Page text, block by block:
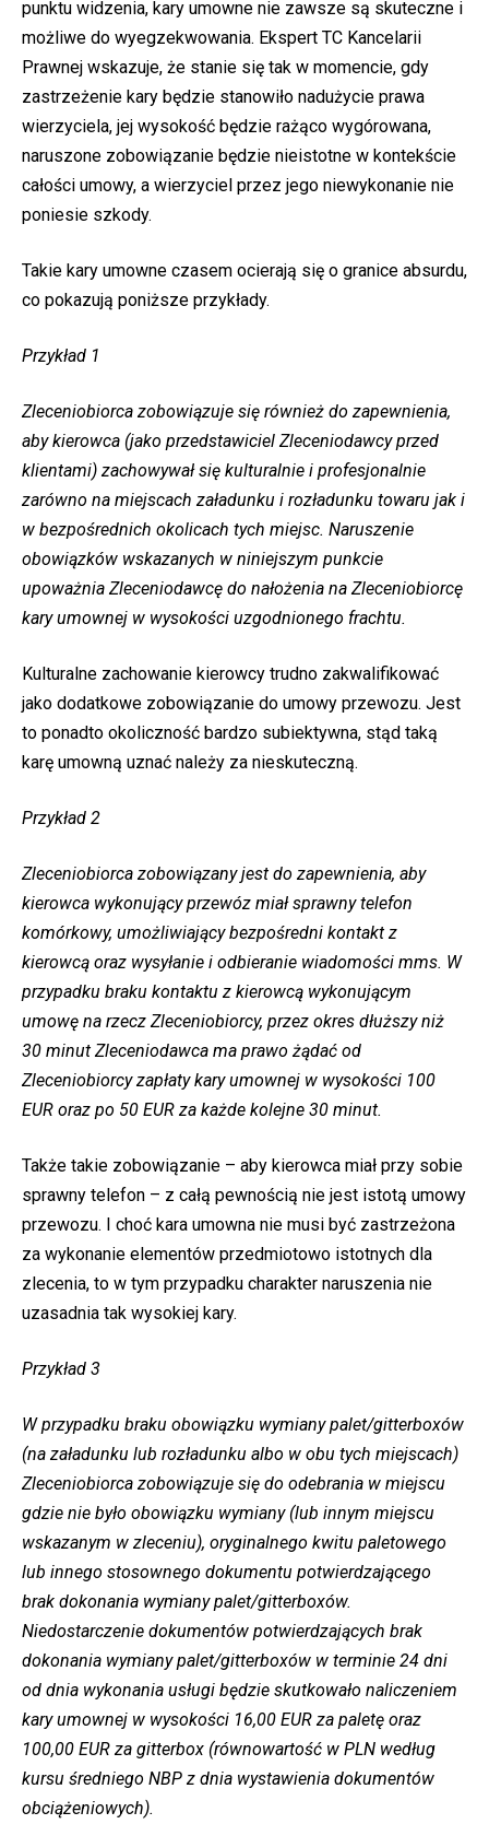
punktu widzenia, kary umowne nie zawsze są skuteczne i
możliwe do wyegzekwowania. Ekspert TC Kancelarii
Prawnej wskazuje, że stanie się tak w momencie, gdy
zastrzeżenie kary będzie stanowiło nadużycie prawa
wierzyciela, jej wysokość będzie rażąco wygórowana,
naruszone zobowiązanie będzie nieistotne w kontekście
całości umowy, a wierzyciel przez jego niewykonanie nie
poniesie szkody.
Takie kary umowne czasem ocierają się o granice absurdu,
co pokazują poniższe przykłady.
Przykład 1
Zleceniobiorca zobowiązuje się również do zapewnienia,
aby kierowca (jako przedstawiciel Zleceniodawcy przed
klientami) zachowywał się kulturalnie i profesjonalnie
zarówno na miejscach załadunku i rozładunku towaru jak i
w bezpośrednich okolicach tych miejsc. Naruszenie
obowiązków wskazanych w niniejszym punkcie
upoważnia Zleceniodawcę do nałożenia na Zleceniobiorcę
kary umownej w wysokości uzgodnionego frachtu.
Kulturalne zachowanie kierowcy trudno zakwalifikować
jako dodatkowe zobowiązanie do umowy przewozu. Jest
to ponadto okoliczność bardzo subiektywna, stąd taką
karę umowną uznać należy za nieskuteczną.
Przykład 2
Zleceniobiorca zobowiązany jest do zapewnienia, aby
kierowca wykonujący przewóz miał sprawny telefon
komórkowy, umożliwiający bezpośredni kontakt z
kierowcą oraz wysyłanie i odbieranie wiadomości mms. W
przypadku braku kontaktu z kierowcą wykonującym
umowę na rzecz Zleceniobiorcy, przez okres dłuższy niż
30 minut Zleceniodawca ma prawo żądać od
Zleceniobiorcy zapłaty kary umownej w wysokości 100
EUR oraz po 50 EUR za każde kolejne 30 minut.
Także takie zobowiązanie – aby kierowca miał przy sobie
sprawny telefon – z całą pewnością nie jest istotą umowy
przewozu. I choć kara umowna nie musi być zastrzeżona
za wykonanie elementów przedmiotowo istotnych dla
zlecenia, to w tym przypadku charakter naruszenia nie
uzasadnia tak wysokiej kary.
Przykład 3
W przypadku braku obowiązku wymiany palet/gitterboxów
(na załadunku lub rozładunku albo w obu tych miejscach)
Zleceniobiorca zobowiązuje się do odebrania w miejscu
gdzie nie było obowiązku wymiany (lub innym miejscu
wskazanym w zleceniu), oryginalnego kwitu paletowego
lub innego stosownego dokumentu potwierdzającego
brak dokonania wymiany palet/gitterboxów.
Niedostarczenie dokumentów potwierdzających brak
dokonania wymiany palet/gitterboxów w terminie 24 dni
od dnia wykonania usługi będzie skutkowało naliczeniem
kary umownej w wysokości 16,00 EUR za paletę oraz
100,00 EUR za gitterbox (równowartość w PLN według
kursu średniego NBP z dnia wystawienia dokumentów
obciążeniowych).